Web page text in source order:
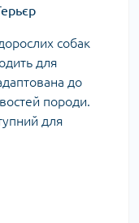
собак
для
до
породи.
для